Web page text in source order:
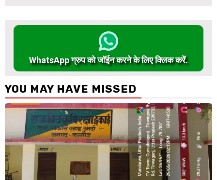
WhatsApp ग्रुप को जॉईन करने के लिए क्लिक करें.
YOU MAY HAVE MISSED